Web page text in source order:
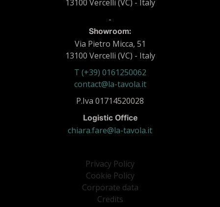
13100 Vercelli (VC) - Italy
-
Showroom:
Via Pietro Micca, 51
13100 Vercelli (VC) - Italy
T (+39) 0161250062
contact@la-tavola.it
P.Iva 01714520028
Logistic Office
chiara.fare@la-tavola.it
Privacy Policy
Cookie Policy
Corporate data
Credits